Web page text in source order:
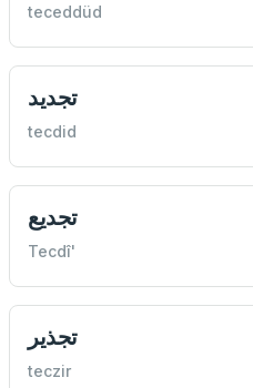
teceddüd
تجديد
tecdid
تجديع
Tecdî'
تجذير
teczir